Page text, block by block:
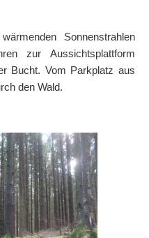
Sonnenstrahlen
zur Aussichtsplattform
Bucht. Vom Parkplatz aus
den Wald.